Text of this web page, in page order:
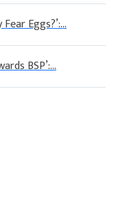
Eggs?’:...
BSP’:...